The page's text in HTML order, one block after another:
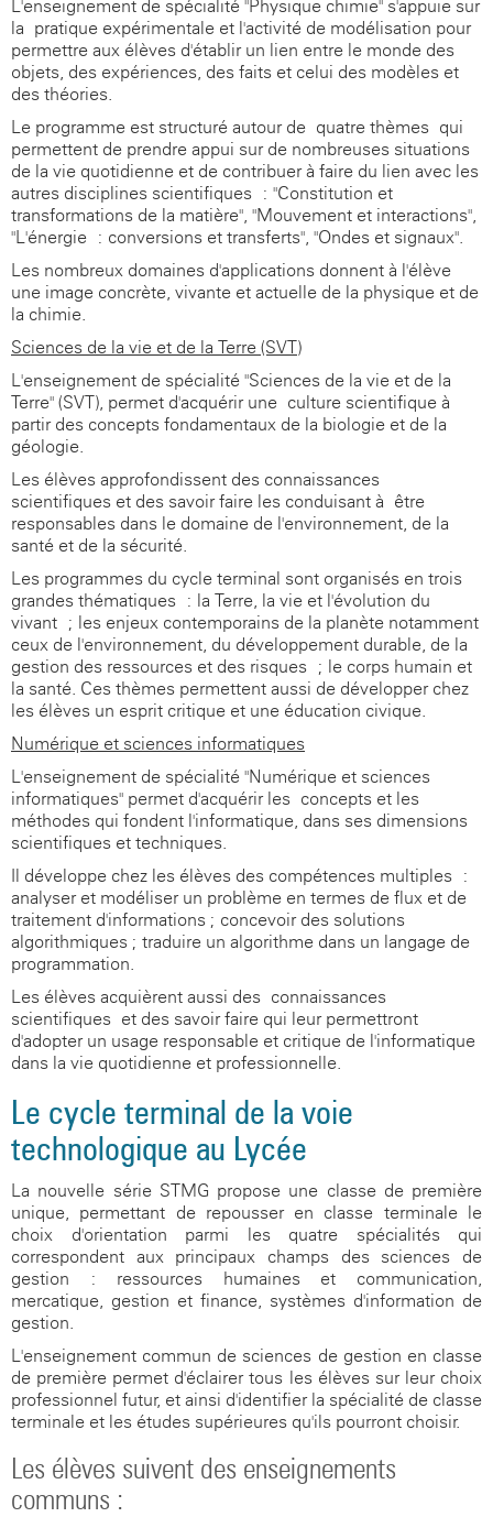
L'enseignement de spécialité "Physique-chimie" s'appuie sur
la pratique expérimentale et l'activité de modélisation pour
permettre aux élèves d'établir un lien entre le monde des
objets, des expériences, des faits et celui des modèles et
des théories.
Le programme est structuré autour de quatre thèmes qui
permettent de prendre appui sur de nombreuses situations
de la vie quotidienne et de contribuer à faire du lien avec les
autres disciplines scientifiques : "Constitution et
transformations de la matière", "Mouvement et interactions",
"L'énergie : conversions et transferts", "Ondes et signaux".
Les nombreux domaines d'applications donnent à l'élève
une image concrète, vivante et actuelle de la physique et de
la chimie.
Sciences de la vie et de la Terre (SVT)
L'enseignement de spécialité "Sciences de la vie et de la
Terre" (SVT), permet d'acquérir une culture scientifique à
partir des concepts fondamentaux de la biologie et de la
géologie.
Les élèves approfondissent des connaissances
scientifiques et des savoir-faire les conduisant à être
responsables dans le domaine de l'environnement, de la
santé et de la sécurité.
Les programmes du cycle terminal sont organisés en trois
grandes thématiques : la Terre, la vie et l'évolution du
vivant ; les enjeux contemporains de la planète notamment
ceux de l'environnement, du développement durable, de la
gestion des ressources et des risques ; le corps humain et
la santé. Ces thèmes permettent aussi de développer chez
les élèves un esprit critique et une éducation civique.
Numérique et sciences informatiques
L'enseignement de spécialité "Numérique et sciences
informatiques" permet d'acquérir les concepts et les
méthodes qui fondent l'informatique, dans ses dimensions
scientifiques et techniques.
Il développe chez les élèves des compétences multiples :
analyser et modéliser un problème en termes de flux et de
traitement d'informations ; concevoir des solutions
algorithmiques ; traduire un algorithme dans un langage de
programmation.
Les élèves acquièrent aussi des connaissances
scientifiques et des savoir-faire qui leur permettront
d'adopter un usage responsable et critique de l'informatique
dans la vie quotidienne et professionnelle.
Le cycle terminal de la voie
technologique au Lycée
La nouvelle série STMG propose une classe de première
unique, permettant de repousser en classe terminale le
choix d'orientation parmi les quatre spécialités qui
correspondent aux principaux champs des sciences de
gestion : ressources humaines et communication,
mercatique, gestion et finance, systèmes d'information de
gestion.
L'enseignement commun de sciences de gestion en classe
de première permet d'éclairer tous les élèves sur leur choix
professionnel futur, et ainsi d'identifier la spécialité de classe
terminale et les études supérieures qu'ils pourront choisir.
Les élèves suivent des enseignements
communs :